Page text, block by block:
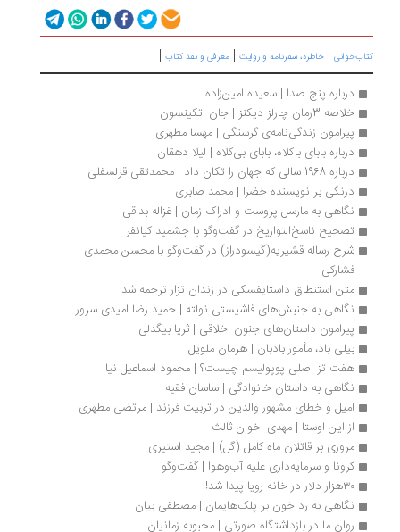
|خاطره، سفرنامه‌ و روایت|معرفی و نقد کتاب|
درباره پنج صدا | سعیده امین‌زاده
خلاصه 3رمان چارلز دیکنز | جان اتکینسون
پیرامون زندگی‌نامه‌ی گرسنگی | مهسا مظهری
درباره بابای باکلاه، بابای بی‌کلاه | لیلا دهقان
درباره 1968 سالی که جهان را تکان داد | محمدتقی قزلسفلی
درنگی بر نویسنده خضرا | محمد صابری
نگاهی به مارسل پروست و ادراک زمان | غزاله بداقی
تصحیح ناسخ‌التواریخ در گفت‌وگو با جشمید کیانفر
شرح رساله قشیریه(گیسودراز) در گفت‌وگو با محسن محمدی
متن استنطاق داستایفسکی در زندان تزار ترجمه شد
نگاهی به جنبش‌های فاشیستی نولته | حمید رضا امیدی سرور
پیرامون داستان‌های جنون اخلاقی | ثریا بیگدلی
بیلی باد، مأمور بادبان | هرمان ملویل
هفت تز اصلی پوپولیسم چیست؟ | محمود اسماعیل نیا
نگاهی به داستان خانوادگی | ساسان فقیه
امیل و خطای مشهور والدین در تربیت فرزند | مرتضی مطهری
از این اوستا | مهدی اخوان ثالث
مروری بر قاتلان ماه کامل (گل) | مجید استیری
کرونا و سرمایه‌داری علیه آب‌وهوا | گفت‌وگو
نگاهی به رد خون بر پلک‌هایمان | مصطفی بیان
روان ما در بازداشتگاه صورتی | محبوبه زمانیان